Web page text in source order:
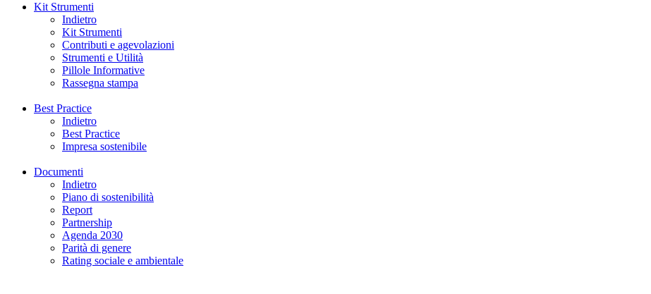
Kit Strumenti
Indietro
Kit Strumenti
Contributi e agevolazioni
Strumenti e Utilità
Pillole Informative
Rassegna stampa
Best Practice
Indietro
Best Practice
Impresa sostenibile
Documenti
Indietro
Piano di sostenibilità
Report
Partnership
Agenda 2030
Parità di genere
Rating sociale e ambientale